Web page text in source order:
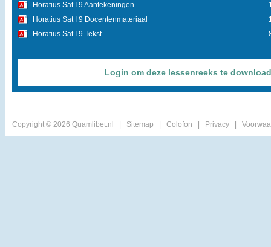
Horatius Sat I 9 Aantekeningen
Horatius Sat I 9 Docentenmateriaal
Horatius Sat I 9 Tekst
Login om deze lessenreeks te
Copyright © 2026 Quamlibet.nl Sitemap Colofon Privacy